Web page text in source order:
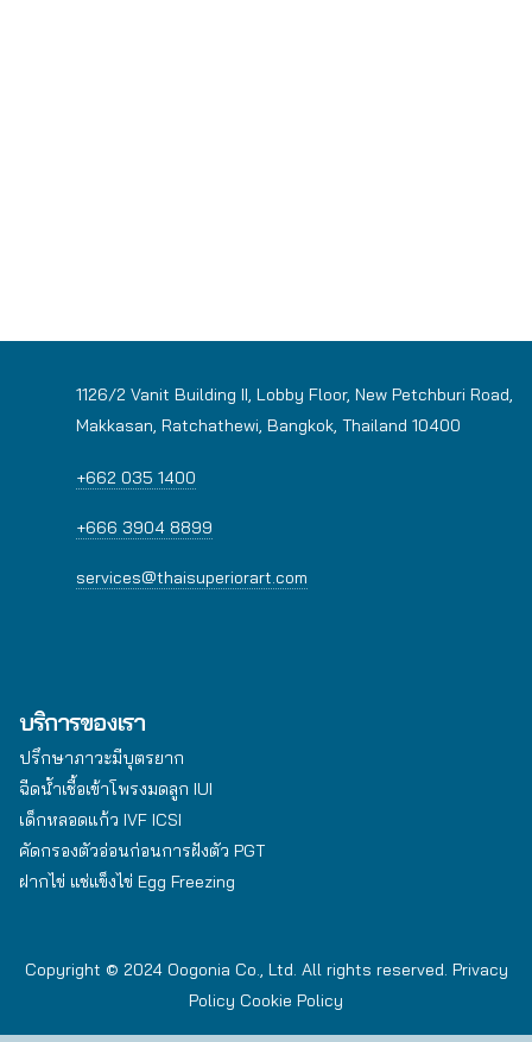
1126/2 Vanit Building II, Lobby Floor, New Petchburi Road,
Makkasan, Ratchathewi, Bangkok, Thailand 10400
+662 035 1400
+666 3904 8899
services@thaisuperiorart.com
บริการของเรา
ปรึกษาภาวะมีบุตรยาก
ฉีดน้ำเชื้อเข้าโพรงมดลูก IUI
เด็กหลอดแก้ว IVF ICSI
คัดกรองตัวอ่อนก่อนการฝังตัว PGT
ฝากไข่ แช่แข็งไข่ Egg Freezing
Copyright © 2024 Oogonia Co., Ltd. All rights reserved. Privacy
Policy Cookie Policy